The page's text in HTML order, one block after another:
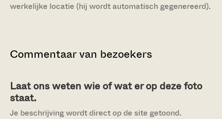
werkelijke locatie (hij wordt automatisch gegenereerd).
Commentaar van bezoekers
Laat ons weten wie of wat er op deze foto
staat.
Je beschrijving wordt direct op de site getoond.